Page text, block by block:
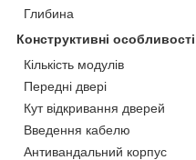
Глибина
Конструктивні особливості
Кількість модулів
Передні двері
Кут відкривання дверей
Введення кабелю
Антивандальний корпус